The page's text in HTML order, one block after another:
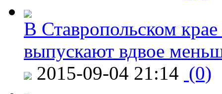
В Ставропольском
выпускают вдвое
2015-09-04 21:14 (0)